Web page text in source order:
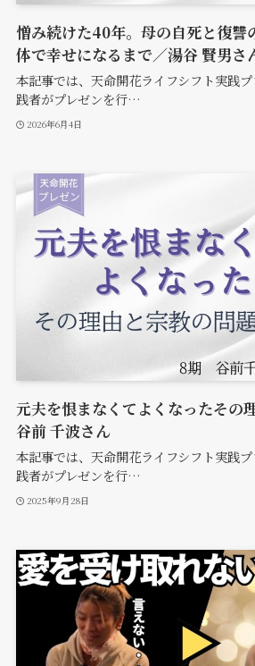
憎み続けた40年。母の自死と復讐
体で幸せになるまで／湯谷 賢男さ
本記事では、天命開花ライフシフト実践
践者がプレゼンを行…
2026年6月4日
元夫を恨まなくてよくなったその
谷前 千波さん
本記事では、天命開花ライフシフト実践
践者がプレゼンを行…
2025年9月28日